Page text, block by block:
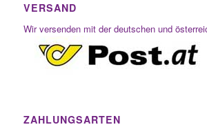
VERSAND
Wir versenden mit der deutschen und
ZAHLUNGSARTEN